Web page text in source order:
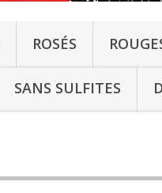
ROSÉS
SANS SULFITES